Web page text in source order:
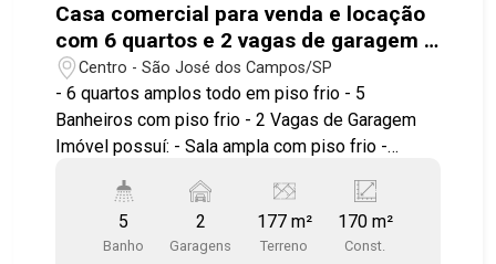
Casa comercial para venda e locação
com 6 quartos e 2 vagas de garagem -
177 m² de terreno - No bairro Centro -
SJC
Centro - São José dos Campos/SP
- 6 quartos amplos todo em piso frio - 5
Banheiros com piso frio - 2 Vagas de Garagem
Imóvel possuí: - Sala ampla com piso frio -
piso frio Fundos: - Um sobrado pequeno com 50
m² - 1 quarto pequeno com piso frio - 1 cozinha
integra com piso frio O Centro de São José dos
5
Banho
2
Garagens
177 m²
Terreno
170 m²
Const.